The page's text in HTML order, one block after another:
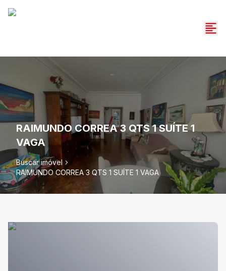
RAIMUNDO CORREA 3 QTS 1 SUÍTE 1
VAGA
Buscar imóvel
RAIMUNDO CORREA 3 QTS 1 SUÍTE 1 VAGA